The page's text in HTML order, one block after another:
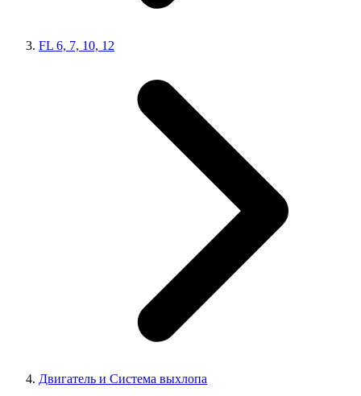
FL 6, 7, 10, 12
Двигатель и Система выхлопа